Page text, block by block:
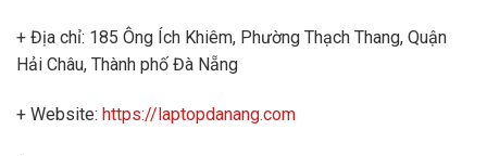
+ Địa chỉ: 185 Ông Ích Khiêm, Phường Thạch Thang, Quận
Hải Châu, Thành phố Đà Nẵng
+ Website: https://laptopdanang.com